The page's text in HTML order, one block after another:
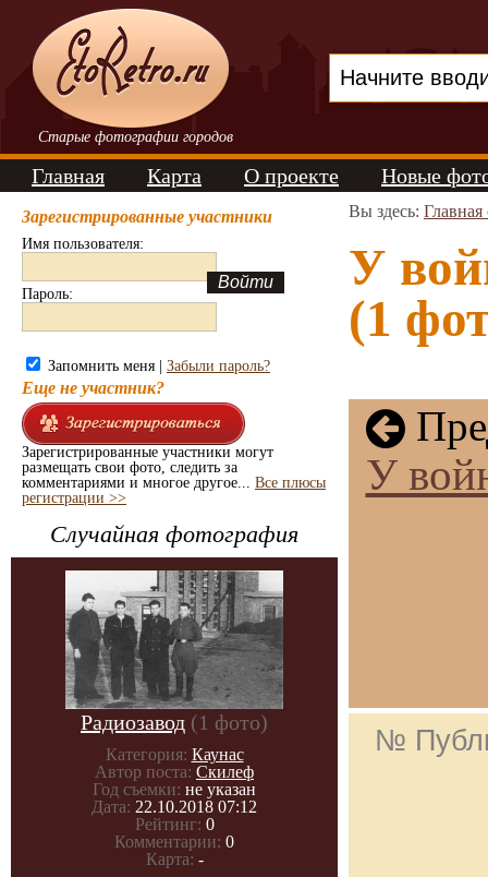
Старые фотографии городов
Главная Карта О проекте Новые
Зарегистрированные участники
Имя пользователя:
Пароль:
Запомнить меня | Забыли пароль?
Еще не участник?
Зарегистрированные участники могут
размещать свои фото, следить за
комментариями и многое другое... Все плюсы
регистрации >>
Случайная фотография
Радиозавод (1 фото)
Категория: Каунас
Автор поста: Скилеф
Год съемки: не указан
Дата: 22.10.2018 07:12
Рейтинг: 0
Комментарии: 0
Карта: -
Вы здесь: Главная
У
(1
У
№